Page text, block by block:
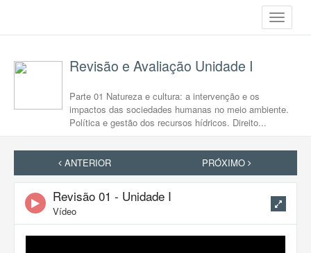
Toggle
Revisão e Avaliação Unidade I
Parte 01 Natureza e cultura: a intervenção e os
impactos das sociedades humanas no meio ambiente.
Política e gestão dos recursos hídricos. Direito...
ANTERIOR PRÓXIMO
Revisão 01 - Unidade I
Vídeo